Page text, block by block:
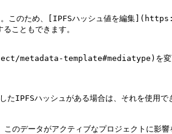
ろう。このため、[IPFSハッシュ値を編集
もできます。
template#mediatype)を変更
IPFSハッシュがある場合は、それを使用で
のデータがアクティブなプロジェクトに影響